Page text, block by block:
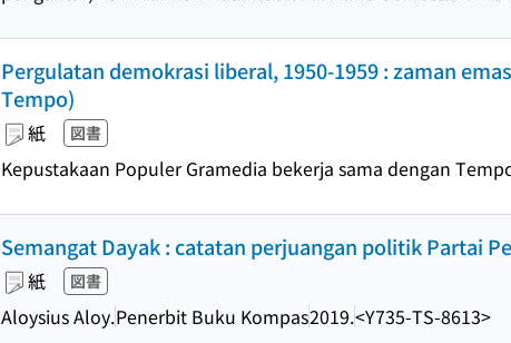
Pergulatan demokrasi liberal, 1950-1959 : zaman
Tempo)
紙 図書
Kepustakaan Populer Gramedia bekerja sama dengan
Semangat Dayak : catatan perjuangan politik Partai
紙 図書
Aloysius Aloy.Penerbit Buku Kompas2019.<Y735-TS-8613>